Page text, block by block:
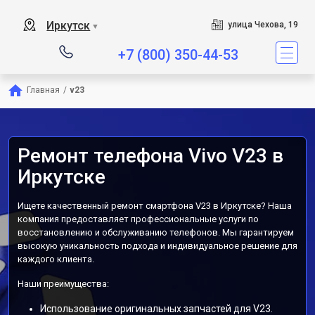
Иркутск ▼ улица Чехова, 19
+7 (800) 350-44-53
Главная / v23
Ремонт телефона Vivo V23 в
Иркутске
Ищете качественный ремонт смартфона V23 в Иркутске? Наша
компания предоставляет профессиональные услуги по
восстановлению и обслуживанию телефонов. Мы гарантируем
высокую уникальность подхода и индивидуальное решение для
каждого клиента.
Наши преимущества:
Использование оригинальных запчастей для V23.